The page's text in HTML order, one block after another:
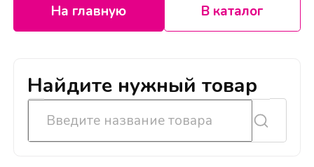
На главную В каталог
Найдите нужный товар